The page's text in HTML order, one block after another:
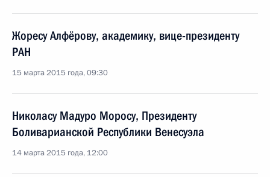
Жоресу Алфёрову, академику, вице-президенту
РАН
15 марта 2015 года, 09:30
Николасу Мадуро Моросу, Президенту
Боливарианской Республики Венесуэла
14 марта 2015 года, 12:00